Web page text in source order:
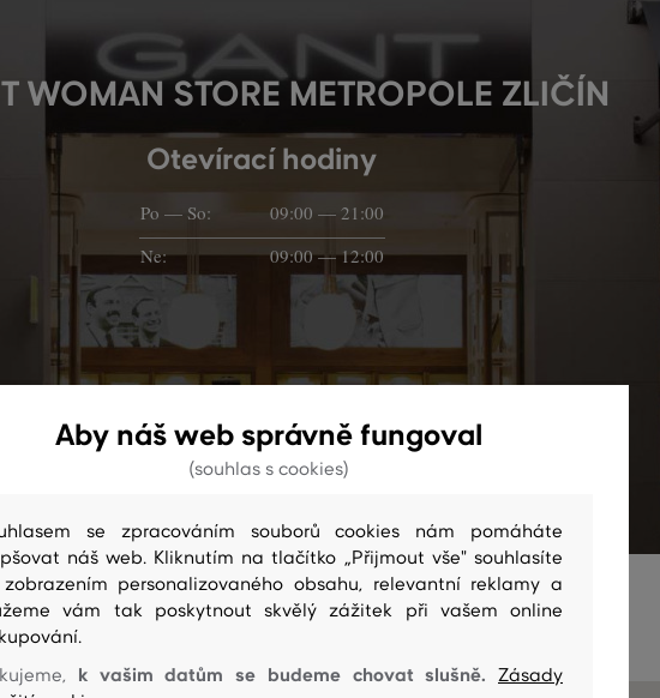
WOMAN STORE METROPOLE ZLIČÍN
Otevírací hodiny
Po — So:
09:00 — 21:00
Ne:
09:00 — 12:00
Prodejna na mapě
Aby náš web správně fungoval
(souhlas s cookies)
se zpracováním souborů cookies nám pomáháte
náš web. Kliknutím na tlačítko „Přijmout vše" souhlasíte
personalizovaného obsahu, relevantní reklamy a
vám tak poskytnout skvělý zážitek při vašem online
k vašim datům se budeme chovat slušně. Zásady